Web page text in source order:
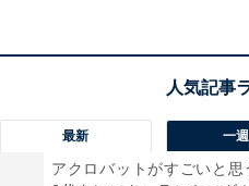
から」（40代女性／島根県
びもできるみたい。ハイキ
豊富で、秋の景色と相まっ
性／福岡県）といった声が
最新 一
アクロバットがすごいと